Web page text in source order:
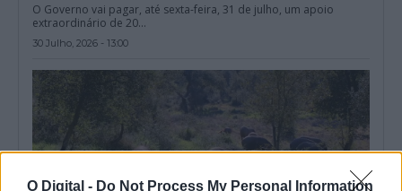
O Digital - Do Not Process My Personal Information
O Governo vai pagar, até sexta-feira, 31 de julho, um apoio
extraordinário de 20...
30 Julho, 2026 - 13:00